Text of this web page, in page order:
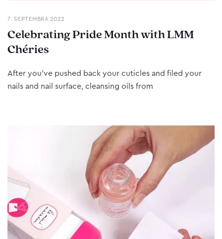
7. SEPTEMBRA 2022
Celebrating Pride Month with LMM
Chéries
After you’ve pushed back your cuticles and filed your
nails and nail surface, cleansing oils from